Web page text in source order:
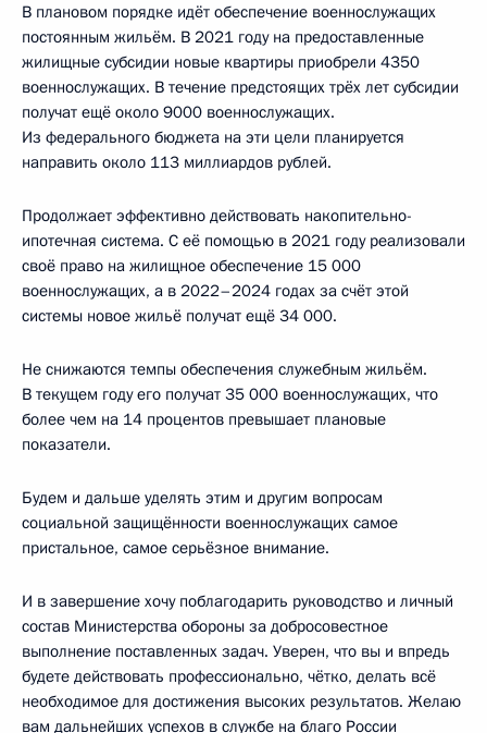
В плановом порядке идёт обеспечение военнослужащих
постоянным жильём. В 2021 году на предоставленные
жилищные субсидии новые квартиры приобрели 4350
военнослужащих. В течение предстоящих трёх лет субсидии
получат ещё около 9000 военнослужащих.
Из федерального бюджета на эти цели планируется
направить около 113 миллиардов рублей.
Продолжает эффективно действовать накопительно-
ипотечная система. С её помощью в 2021 году реализовали
своё право на жилищное обеспечение 15 000
военнослужащих, а в 2022–2024 годах за счёт этой
системы новое жильё получат ещё 34 000.
Не снижаются темпы обеспечения служебным жильём.
В текущем году его получат 35 000 военнослужащих, что
более чем на 14 процентов превышает плановые
показатели.
Будем и дальше уделять этим и другим вопросам
социальной защищённости военнослужащих самое
пристальное, самое серьёзное внимание.
И в завершение хочу поблагодарить руководство и личный
состав Министерства обороны за добросовестное
выполнение поставленных задач. Уверен, что вы и впредь
будете действовать профессионально, чётко, делать всё
необходимое для достижения высоких результатов. Желаю
вам дальнейших успехов в службе на благо России